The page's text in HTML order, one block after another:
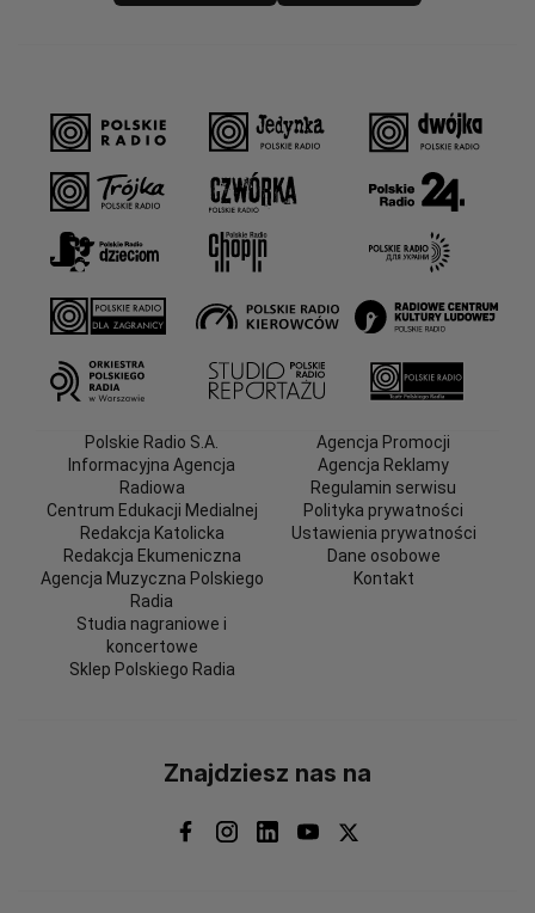
Polskie Radio S.A.
Informacyjna Agencja
Radiowa
Centrum Edukacji Medialnej
Redakcja Katolicka
Redakcja Ekumeniczna
Agencja Muzyczna Polskiego
Radia
Studia nagraniowe i
koncertowe
Sklep Polskiego Radia
Agencja Promocji
Agencja Reklamy
Regulamin serwisu
Polityka prywatności
Ustawienia prywatności
Dane osobowe
Kontakt
Znajdziesz nas na